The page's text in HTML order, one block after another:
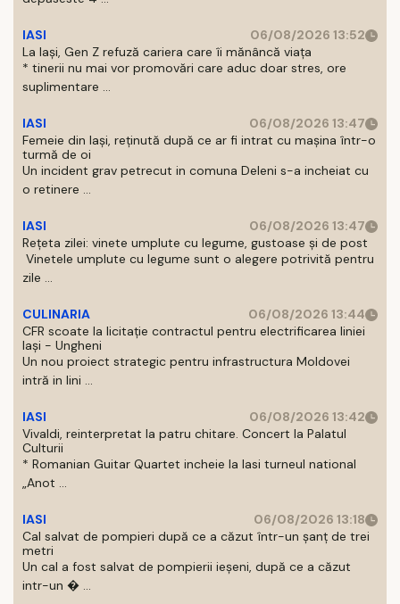
IASI
06/08/2026 13:52
La Iași, Gen Z refuză cariera care îi mănâncă viața
* tinerii nu mai vor promovări care aduc doar stres, ore
suplimentare ...
IASI
06/08/2026 13:47
Femeie din Iași, reținută după ce ar fi intrat cu mașina într-o
turmă de oi
Un incident grav petrecut in comuna Deleni s-a incheiat cu
o retinere ...
IASI
06/08/2026 13:47
Rețeta zilei: vinete umplute cu legume, gustoase și de post
Vinetele umplute cu legume sunt o alegere potrivită pentru
zile ...
CULINARIA
06/08/2026 13:44
CFR scoate la licitație contractul pentru electrificarea liniei
Iași - Ungheni
Un nou proiect strategic pentru infrastructura Moldovei
intră in lini ...
IASI
06/08/2026 13:42
Vivaldi, reinterpretat la patru chitare. Concert la Palatul
Culturii
* Romanian Guitar Quartet incheie la Iasi turneul national
„Anot ...
IASI
06/08/2026 13:18
Cal salvat de pompieri după ce a căzut într-un şanţ de trei
metri
Un cal a fost salvat de pompierii ieşeni, după ce a căzut
intr-un � ...